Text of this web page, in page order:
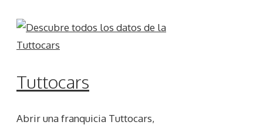
Tuttocars
Abrir una franquicia Tuttocars,